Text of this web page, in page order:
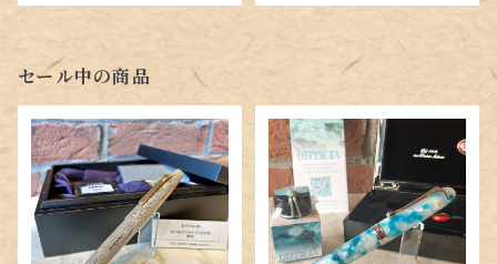
／ご予約品
セール中の商品